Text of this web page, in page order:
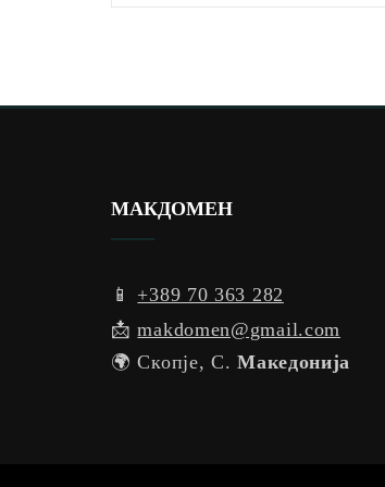
МАКДОМЕН
📱 +389 70 363 282
📩makdomen@gmail.com
🌍 Скопје, С.Македонија